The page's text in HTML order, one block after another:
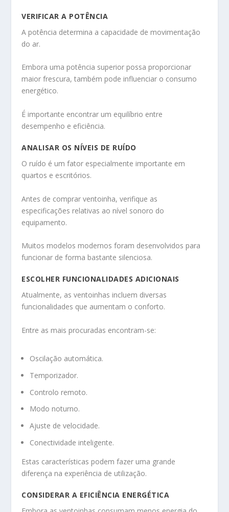
VERIFICAR A POTÊNCIA
A potência determina a capacidade de movimentação
do ar.
Embora uma potência superior possa proporcionar
maior frescura, também pode influenciar o consumo
energético.
É importante encontrar um equilíbrio entre
desempenho e eficiência.
ANALISAR OS NÍVEIS DE RUÍDO
O ruído é um fator especialmente importante em
quartos e escritórios.
Antes de comprar ventoinha, verifique as
especificações relativas ao nível sonoro do
equipamento.
Muitos modelos modernos foram desenvolvidos para
funcionar de forma bastante silenciosa.
ESCOLHER FUNCIONALIDADES ADICIONAIS
Atualmente, as ventoinhas incluem diversas
funcionalidades que aumentam o conforto.
Entre as mais procuradas encontram-se:
Oscilação automática.
Temporizador.
Controlo remoto.
Modo noturno.
Ajuste de velocidade.
Conectividade inteligente.
Estas características podem fazer uma grande
diferença na experiência de utilização.
CONSIDERAR A EFICIÊNCIA ENERGÉTICA